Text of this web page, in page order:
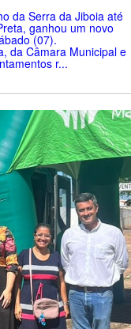
da Serra da Jiboia até
ganhou um novo
(07).
da Câmara Municipal e
r...